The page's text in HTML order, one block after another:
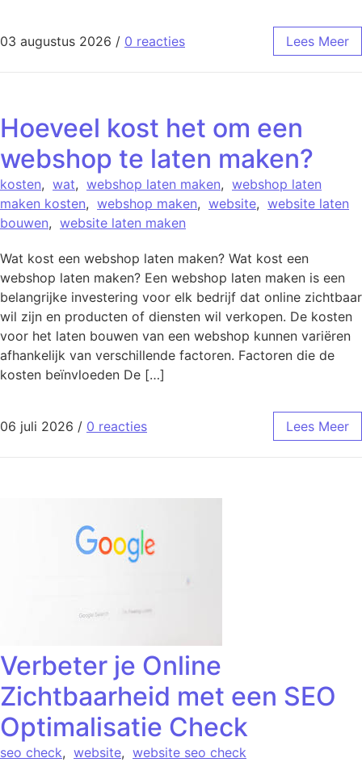
03 augustus 2026 / 0 reacties Lees Meer
Hoeveel kost het om een
webshop te laten maken?
kosten, wat, webshop laten maken, webshop laten
maken kosten, webshop maken, website, website laten
bouwen, website laten maken
Wat kost een webshop laten maken? Wat kost een
webshop laten maken? Een webshop laten maken is een
belangrijke investering voor elk bedrijf dat online zichtbaar
wil zijn en producten of diensten wil verkopen. De kosten
voor het laten bouwen van een webshop kunnen variëren
afhankelijk van verschillende factoren. Factoren die de
kosten beïnvloeden De […]
06 juli 2026 / 0 reacties Lees Meer
Verbeter je Online
Zichtbaarheid met een SEO
Optimalisatie Check
seo check, website, website seo check